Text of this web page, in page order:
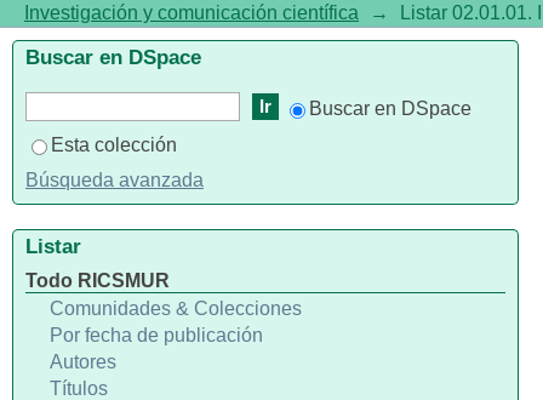
Investigación y comunicación científica
→ Listar 02.01.01.
Buscar en DSpace
Buscar en DSpace
Esta colección
Búsqueda avanzada
Listar
Todo RICSMUR
Comunidades & Colecciones
Por fecha de publicación
Autores
Títulos